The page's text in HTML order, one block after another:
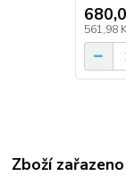
561,98
Zboží